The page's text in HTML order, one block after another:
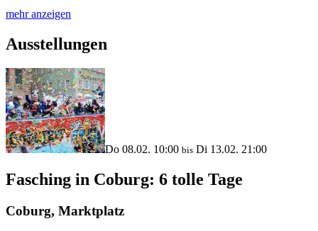
mehr anzeigen
Ausstellungen
Do 08.02. 10:00 bis Di 13.02. 21:00
Fasching in Coburg: 6 tolle Tage
Coburg, Marktplatz